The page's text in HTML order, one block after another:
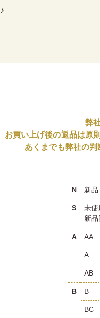
♪
弊
お買い上げ後の返品は原
あくまでも弊社の
N 新品
S
未使
新品
A AA
A
AB
B B
BC